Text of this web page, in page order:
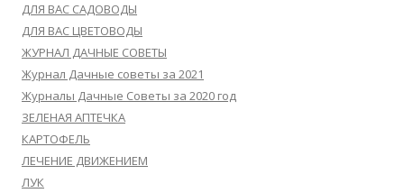
ДЛЯ ВАС САДОВОДЫ
ДЛЯ ВАС ЦВЕТОВОДЫ
ЖУРНАЛ ДАЧНЫЕ СОВЕТЫ
Журнал Дачные советы за 2021
Журналы Дачные Советы за 2020 год
ЗЕЛЕНАЯ АПТЕЧКА
КАРТОФЕЛЬ
ЛЕЧЕНИЕ ДВИЖЕНИЕМ
ЛУК